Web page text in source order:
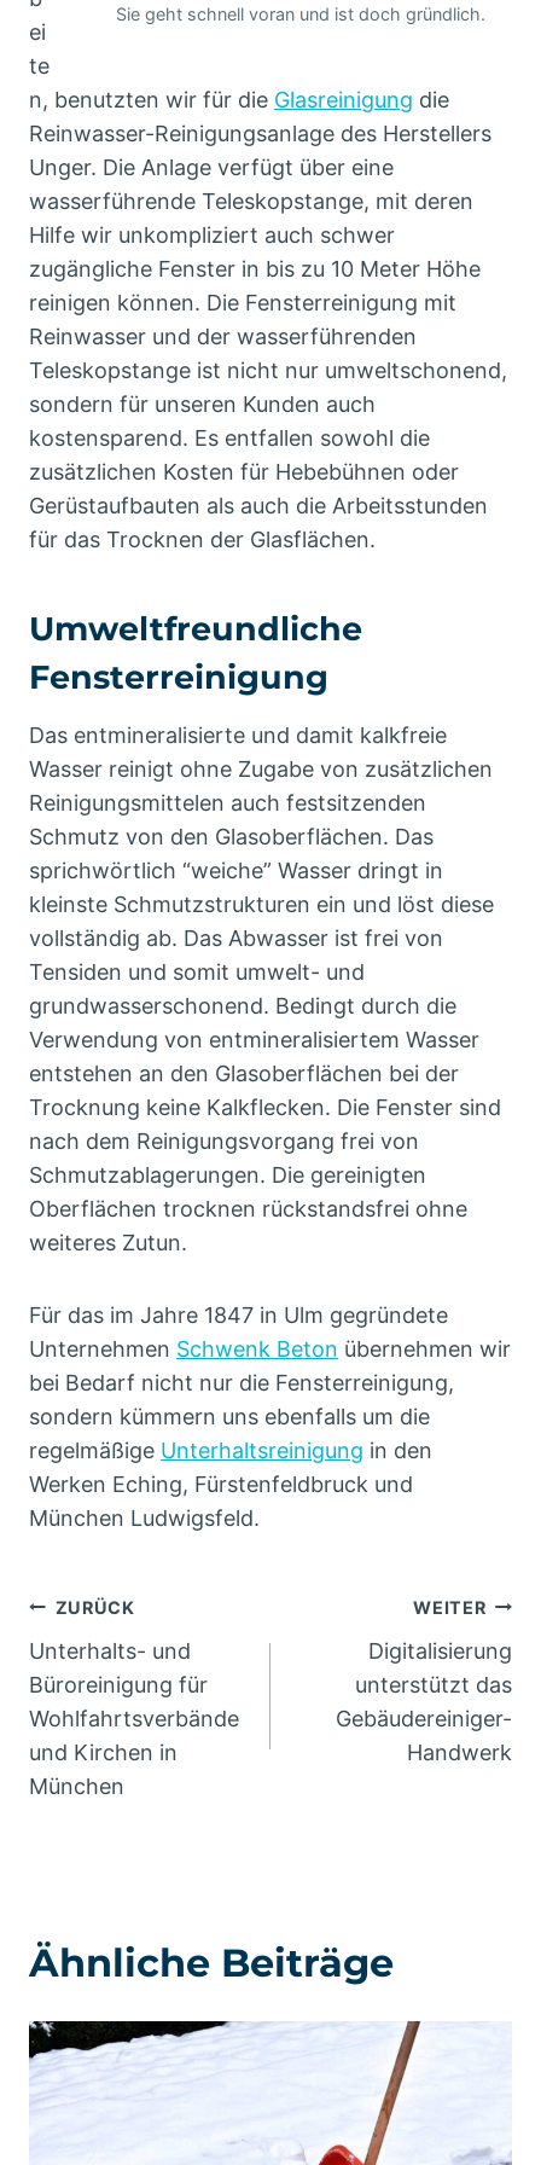
Sie geht schnell voran und ist doch gründlich.
ei
te
n, benutzten wir für die Glasreinigung die
Reinwasser-Reinigungsanlage des Herstellers
Unger. Die Anlage verfügt über eine
wasserführende Teleskopstange, mit deren
Hilfe wir unkompliziert auch schwer
zugängliche Fenster in bis zu 10 Meter Höhe
reinigen können. Die Fensterreinigung mit
Reinwasser und der wasserführenden
Teleskopstange ist nicht nur umweltschonend,
sondern für unseren Kunden auch
kostensparend. Es entfallen sowohl die
zusätzlichen Kosten für Hebebühnen oder
Gerüstaufbauten als auch die Arbeitsstunden
für das Trocknen der Glasflächen.
Umweltfreundliche
Fensterreinigung
Das entmineralisierte und damit kalkfreie
Wasser reinigt ohne Zugabe von zusätzlichen
Reinigungsmittelen auch festsitzenden
Schmutz von den Glasoberflächen. Das
sprichwörtlich “weiche” Wasser dringt in
kleinste Schmutzstrukturen ein und löst diese
vollständig ab. Das Abwasser ist frei von
Tensiden und somit umwelt- und
grundwasserschonend. Bedingt durch die
Verwendung von entmineralisiertem Wasser
entstehen an den Glasoberflächen bei der
Trocknung keine Kalkflecken. Die Fenster sind
nach dem Reinigungsvorgang frei von
Schmutzablagerungen. Die gereinigten
Oberflächen trocknen rückstandsfrei ohne
weiteres Zutun.
Für das im Jahre 1847 in Ulm gegründete
Unternehmen Schwenk Beton übernehmen wir
bei Bedarf nicht nur die Fensterreinigung,
sondern kümmern uns ebenfalls um die
regelmäßige Unterhaltsreinigung in den
Werken Eching, Fürstenfeldbruck und
München Ludwigsfeld.
Beitragsnavigation
ZURÜCK
Unterhalts- und
Büroreinigung für
Wohlfahrtsverbände
und Kirchen in
München
WEITER
Digitalisierung
unterstützt das
Gebäudereiniger-
Handwerk
Ähnliche Beiträge